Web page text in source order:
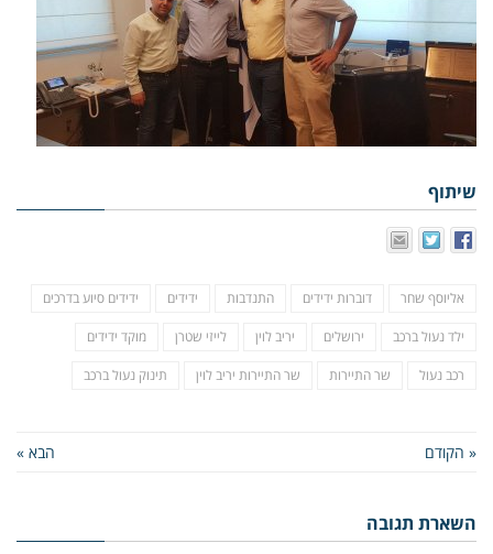
שיתוף
אליוסף שחר דוברות ידידים התנדבות ידידים ידידים סיוע בדרכים
ילד נעול ברכב ירושלים יריב לוין לייזי שטרן מוקד ידידים
רכב נעול שר התיירות שר התיירות יריב לוין תינוק נעול ברכב
« הקודם הבא »
השארת תגובה